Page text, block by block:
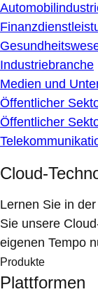
Industriebranche
Medien und
Öffentlicher
Öffentlicher
Cloud-
Lernen Sie in
Sie unsere
eigenen Tempo
Produkte
Plattformen